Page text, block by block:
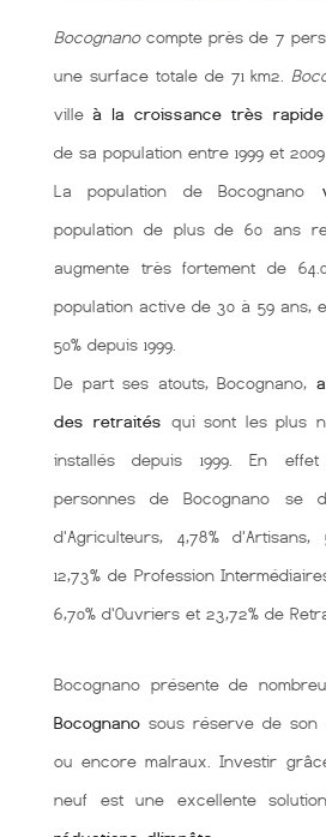
Bocognanocompte près de 7
une surface totale de 71 km2.
ville à la croissance très rapide
de sa population entre 1999 et 2009
La population de Bocognano
population de plus de 60 ans
augmente très fortement de
population active de 30 à 59 ans,
50% depuis 1999.
De part ses atouts, Bocognano,
des retraités qui sont les plus
installés depuis 1999. En
personnes de Bocognano se
d'Agriculteurs, 4,78%
12,73% de Profession
6,70% d'Ouvriers et 23,72% de
Bocognano présente de
Bocognano sous réserve de son
ou encore malraux. Investir
neuf est une excellente